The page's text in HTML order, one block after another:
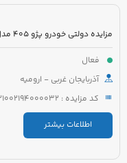
مزایده دولتی خودرو پژو 405 مدل 1387 رنگ نقره ای
فعال
آذربایجان غربی - ارومیه
کد مزایده : 5221002194000032
اطلاعات بیشتر